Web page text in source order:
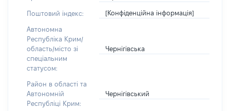
Поштовий індекс: [Конфіденційна інформація]
Автономна
Республіка Крим/
область/місто зі
спеціальним
статусом:
Чернігівська
Район в області та
Автономній
Республіці Крим:
Чернігівський